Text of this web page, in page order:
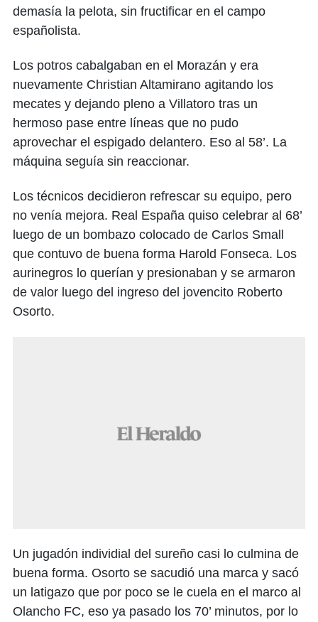
demasía la pelota, sin fructificar en el campo
españolista.
Los potros cabalgaban en el Morazán y era
nuevamente Christian Altamirano agitando los
mecates y dejando pleno a Villatoro tras un
hermoso pase entre líneas que no pudo
aprovechar el espigado delantero. Eso al 58’. La
máquina seguía sin reaccionar.
Los técnicos decidieron refrescar su equipo, pero
no venía mejora. Real España quiso celebrar al 68’
luego de un bombazo colocado de Carlos Small
que contuvo de buena forma Harold Fonseca. Los
aurinegros lo querían y presionaban y se armaron
de valor luego del ingreso del jovencito Roberto
Osorto.
Un jugadón individial del sureño casi lo culmina de
buena forma. Osorto se sacudió una marca y sacó
un latigazo que por poco se le cuela en el marco al
Olancho FC, eso ya pasado los 70’ minutos, por lo